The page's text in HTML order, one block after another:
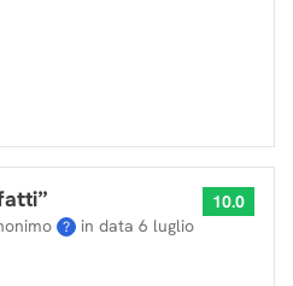
”
? in data 6 luglio
10.0